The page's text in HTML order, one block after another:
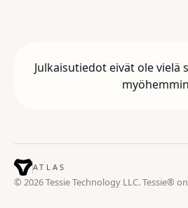
Julkaisutiedot eivät ole vielä
ATLAS
© 2026 Tessie Technology LLC. Tessie®